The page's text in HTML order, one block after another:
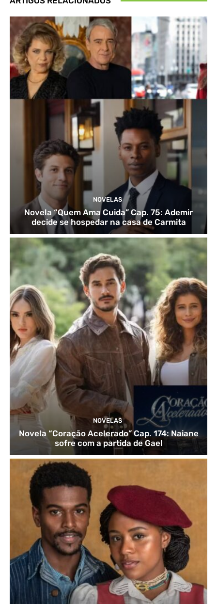
NOVELAS
Novela “Quem Ama Cuida” Cap. 75: Ademir
decide se hospedar na casa de Carmita
NOVELAS
Novela “Coração Acelerado” Cap. 174: Naiane
sofre com a partida de Gael